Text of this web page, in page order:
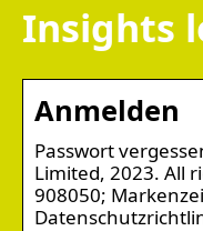
Insights
Anmelden
Passwort
Limited, 2023. All
908050;